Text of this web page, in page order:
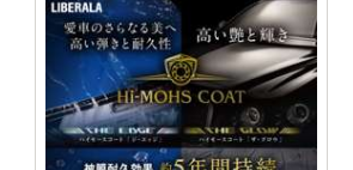
ジャーの竹本さんに親切丁寧に対応頂
メルセデス・ベンツ GLB（2026/03購入）